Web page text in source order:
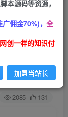
，高收益玩
关注 私信
2085 131
本源码等资源，
佣金70%)， 全
创一样的知识付
加盟当站长